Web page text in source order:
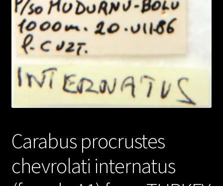
Carabus procrustes
chevrolati internatus